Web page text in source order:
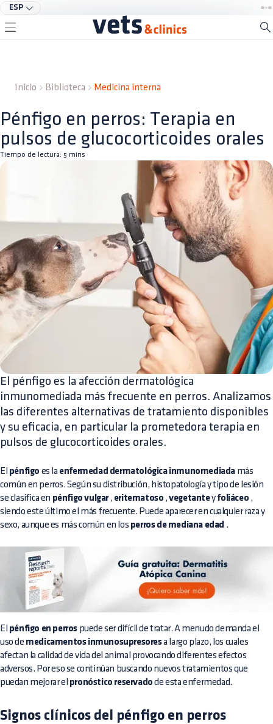
ESP
Inicio Biblioteca Medicina interna
Pénfigo en perros: Terapia en
pulsos de glucocorticoides orales
Tiempo de lectura: 5 mins
El pénfigo es la afección dermatológica
inmunomediada más frecuente en perros. Analizamos
las diferentes alternativas de tratamiento disponibles
y su eficacia, en particular la prometedora terapia en
pulsos de glucocorticoides orales.
El pénfigo es la enfermedad dermatológica inmunomediada más
común en perros. Según su distribución, histopatología y tipo de lesión
se clasifica en pénfigo vulgar, eritematoso ,vegetantey foliáceo ,
siendo este último el más frecuente. Puede aparecer en cualquier raza y
sexo, aunque es más común en los perros de mediana edad .
El pénfigo en perros puede ser difícil de tratar. A menudo demanda el
uso de medicamentos inmunosupresoresa largo plazo, los cuales
afectan la calidad de vida del animal provocando diferentes efectos
adversos. Por eso se continúan buscando nuevos tratamientos que
puedan mejorar el pronóstico reservado de esta enfermedad.
Signos clínicos del pénfigo en perros